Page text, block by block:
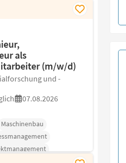
als
(m/w/d)
und -
07.08.2026
Maschinenbau